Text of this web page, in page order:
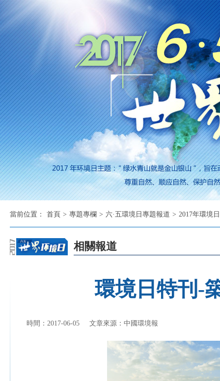
當前位置： 首頁 > 專題專欄 > 六·五環境日專題報道 > 2017年環境
相關報道
環境日特刊-
時間：2017-06-05 文章來源：中國環境報